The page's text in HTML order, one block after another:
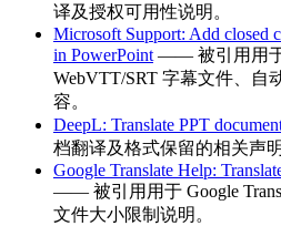
译及授权可用性说明。
Microsoft Support: Add closed
in PowerPoint —— 被引用用于
WebVTT/SRT 字幕文件、自
容。
DeepL: Translate PPT
档翻译及格式保留的相关声明
Google Translate Help:
—— 被引用用于 Google
文件大小限制说明。